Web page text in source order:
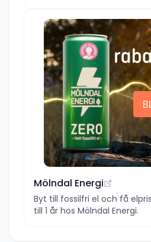
Mölndal Energi
Byt till fossilfri el och få
till 1 år hos Mölndal Energi.